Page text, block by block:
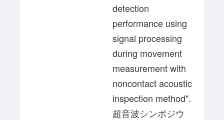
detection
performance using
signal processing
during movement
measurement with
noncontact acoustic
inspection method".
超音波シンポジウ